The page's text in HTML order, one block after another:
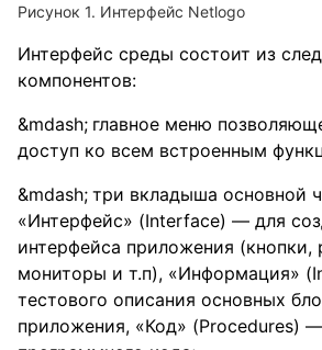
Рисунок 1. Интерфейс Netlogo
Интерфейс среды состоит из
компонентов:
главное меню
доступ ко всем встроенным
три вкладыша основной
«Интерфейс» (Interface) — для
интерфейса приложения (кнопки,
мониторы и т.п), «Информация»
тестового описания основных
приложения, «Код» (Procedures)